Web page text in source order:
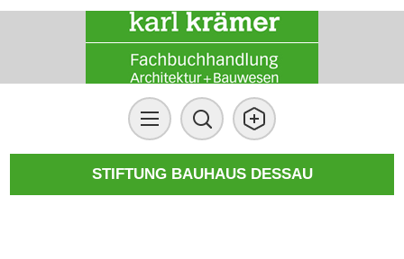
STIFTUNG BAUHAUS DESSAU